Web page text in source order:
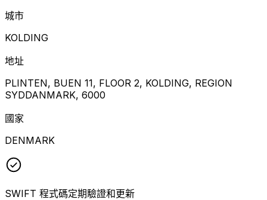
城市
KOLDING
地址
PLINTEN, BUEN 11, FLOOR 2, KOLDING, REGION
SYDDANMARK, 6000
國家
DENMARK
SWIFT 程式碼定期驗證和更新